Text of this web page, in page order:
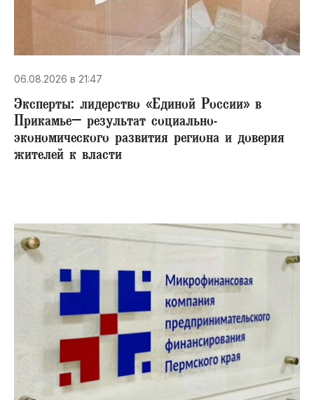
06.08.2026 в 21:47
Эксперты: лидерство «Единой России» в
Прикамье– результат социально-
экономического развития региона и доверия
жителей к власти